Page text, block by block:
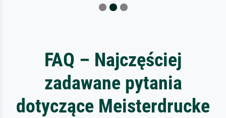
FAQ – Najczęściej
zadawane pytania
dotyczące Meisterdrucke